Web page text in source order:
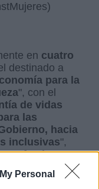
Personal
en cuatro
destinado a
conomía para la
", con el
de vidas
las
hacia
inclusivas",
efectivos